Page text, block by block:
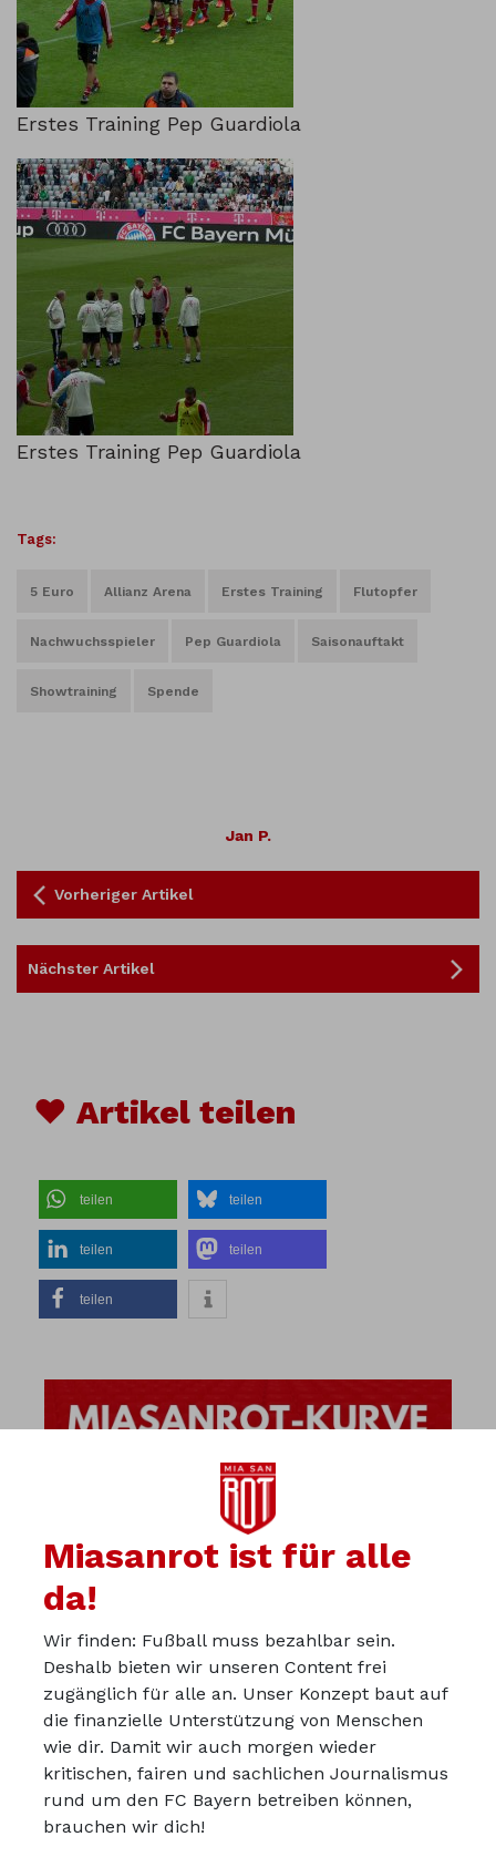
Erstes Training Pep Guardiola
Erstes Training Pep Guardiola
Tags:
5 Euro Allianz Arena Erstes Training Flutopfer
Nachwuchsspieler Pep Guardiola Saisonauftakt
Showtraining Spende
Jan P.
Vorheriger Artikel
Nächster Artikel
♥ Artikel teilen
teilen teilen
teilen teilen
teilen
Über uns
Werbepartner werden
Miasanrot ist für alle
da!
Wir finden: Fußball muss bezahlbar sein.
Deshalb bieten wir unseren Content frei
zugänglich für alle an. Unser Konzept baut auf
die finanzielle Unterstützung von Menschen
wie dir. Damit wir auch morgen wieder
kritischen, fairen und sachlichen Journalismus
rund um den FC Bayern betreiben können,
brauchen wir dich!